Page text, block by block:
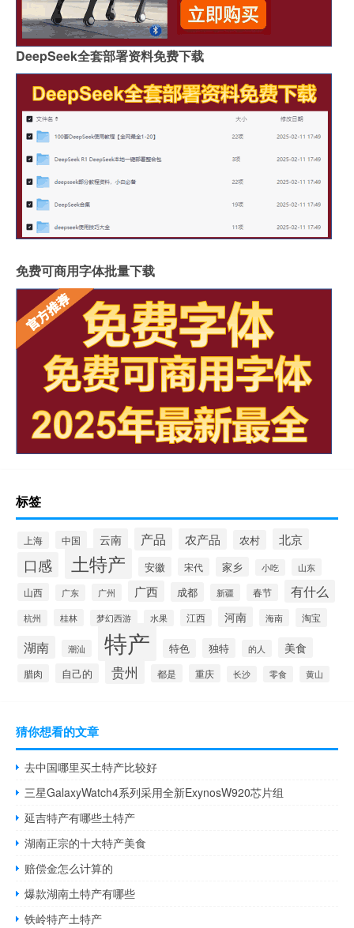
DeepSeek全套部署资料免费下载
免费可商用字体批量下载
标签
上海 中国 云南 产品 农产品 农村 北京
口感 土特产 安徽 宋代 家乡 小吃 山东
山西 广东 广州 广西 成都 新疆 春节 有什么
杭州 桂林 梦幻西游 水果 江西 河南 海南 淘宝
湖南 潮汕 特产 特色 独特 的人 美食
腊肉 自己的 贵州 都是 重庆 长沙 零食 黄山
猜你想看的文章
去中国哪里买土特产比较好
三星GalaxyWatch4系列采用全新ExynosW920芯片组
延吉特产有哪些土特产
湖南正宗的十大特产美食
赔偿金怎么计算的
爆款湖南土特产有哪些
铁岭特产土特产